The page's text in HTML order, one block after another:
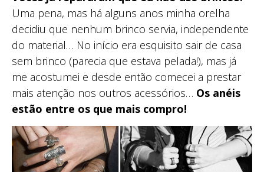
Uma pena, mas há alguns anos minha orelha
decidiu que nenhum brinco servia, independente
do material… No início era esquisito sair de casa
sem brinco (parecia que estava pelada!), mas já
me acostumei e desde então comecei a prestar
mais atenção nos outros acessórios… Os anéis
estão entre os que mais compro!